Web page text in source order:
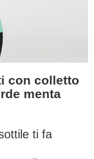
con colletto
menta
ti fa